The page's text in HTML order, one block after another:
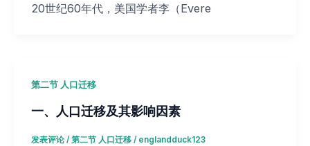
20世纪60年代，美国学者李（Evere
第二节 人口迁移
一、人口迁移及其影响因素
发表评论 / 第二节 人口迁移/ englandduck123